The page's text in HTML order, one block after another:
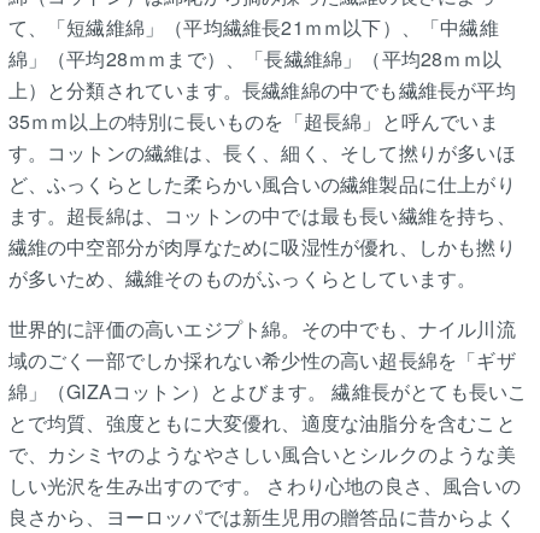
て、「短繊維綿」（平均繊維長21ｍｍ以下）、「中繊維
綿」（平均28ｍｍまで）、「長繊維綿」（平均28ｍｍ以
上）と分類されています。長繊維綿の中でも繊維長が平均
35ｍｍ以上の特別に長いものを「超長綿」と呼んでいま
す。コットンの繊維は、長く、細く、そして撚りが多いほ
ど、ふっくらとした柔らかい風合いの繊維製品に仕上がり
ます。超長綿は、コットンの中では最も長い繊維を持ち、
繊維の中空部分が肉厚なために吸湿性が優れ、しかも撚り
が多いため、繊維そのものがふっくらとしています。
世界的に評価の高いエジプト綿。その中でも、ナイル川流
域のごく一部でしか採れない希少性の高い超長綿を「ギザ
綿」（GIZAコットン）とよびます。 繊維長がとても長いこ
とで均質、強度ともに大変優れ、適度な油脂分を含むこと
で、カシミヤのようなやさしい風合いとシルクのような美
しい光沢を生み出すのです。 さわり心地の良さ、風合いの
良さから、ヨーロッパでは新生児用の贈答品に昔からよく